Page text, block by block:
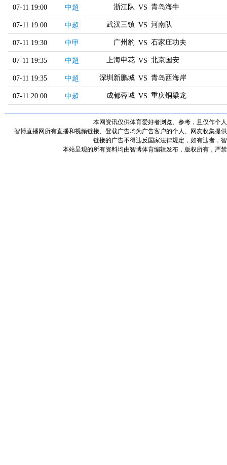
07-11 19:00 中超 浙江队 VS 青岛海牛
07-11 19:00 中超 武汉三镇 VS 河南队
07-11 19:30 中甲 广州豹 VS 石家庄功夫
07-11 19:35 中超 上海申花 VS 北京国安
07-11 19:35 中超 深圳新鹏城 VS 青岛西海岸
07-11 20:00 中超 成都蓉城 VS 重庆铜梁龙
本网资讯仅供体育爱好者浏览、参考，且仅作个
智博直播网所有直播和视频链接、登载广告均为广告客户的个人、网友收集提
链接的广告不得违反国家法律规定，如有违者，
本站呈现的所有资料均由智博体育编辑发布，版权所有，严